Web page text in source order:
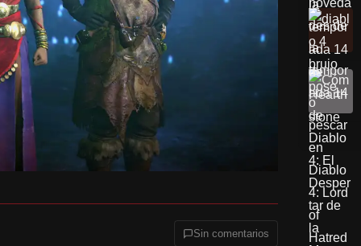
Sin comentarios